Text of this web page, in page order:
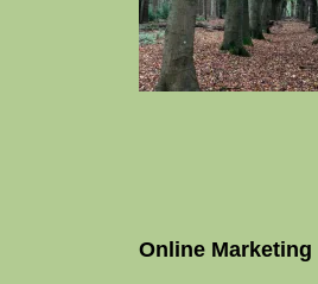
Online Marketing